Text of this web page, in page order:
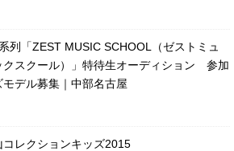
列「ZEST MUSIC SCHOOL（ゼストミュ
クスクール）」特待生オーディション 参加
モデル募集｜中部名古屋
コレクションキッズ2015